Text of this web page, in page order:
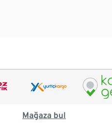
Mağaza bul